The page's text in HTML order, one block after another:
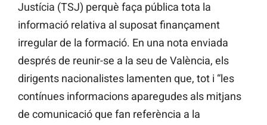
Justícia (TSJ) perquè faça pública tota la
informació relativa al suposat finançament
irregular de la formació. En una nota enviada
després de reunir-se a la seu de València, els
dirigents nacionalistes lamenten que, tot i “les
contínues informacions aparegudes als mitjans
de comunicació que fan referència a la